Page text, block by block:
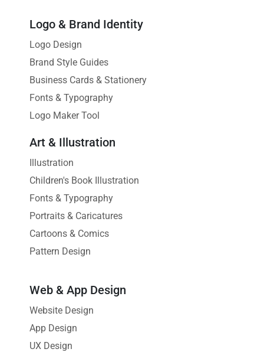
Logo & Brand Identity
Logo Design
Brand Style Guides
Business Cards & Stationery
Fonts & Typography
Logo Maker Tool
Art & Illustration
Illustration
Children's Book Illustration
Fonts & Typography
Portraits & Caricatures
Cartoons & Comics
Pattern Design
Web & App Design
Website Design
App Design
UX Design